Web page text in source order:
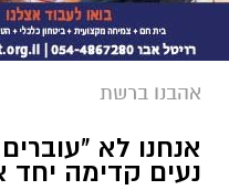
אהבנו ברשת
אנחנו לא
נעים קדימה יחד